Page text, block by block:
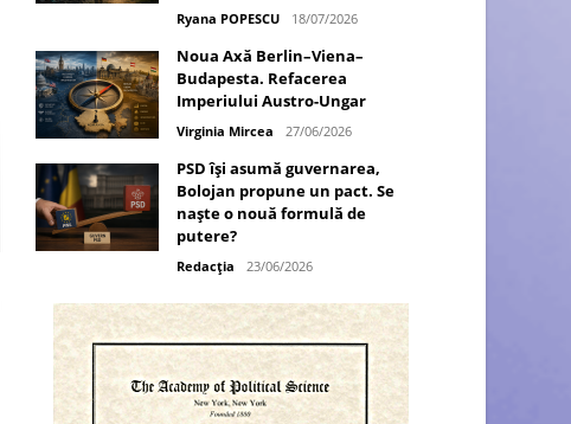
Ryana POPESCU 18/07/2026
Noua Axă Berlin–Viena–
Budapesta. Refacerea
Imperiului Austro-Ungar
Virginia Mircea 27/06/2026
PSD își asumă guvernarea,
Bolojan propune un pact. Se
naște o nouă formulă de
putere?
Redacția 23/06/2026